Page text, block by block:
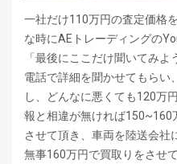
一社だけ110万円の査定価格
な時にAEトレーディングの
「最後にここだけ聞いてみ
電話で詳細を聞かせてもらい
し、どんなに悪くても120万
報と相違が無ければ150~160
させて頂き、車両を陸送会社
無事160万円で買取りをさせ